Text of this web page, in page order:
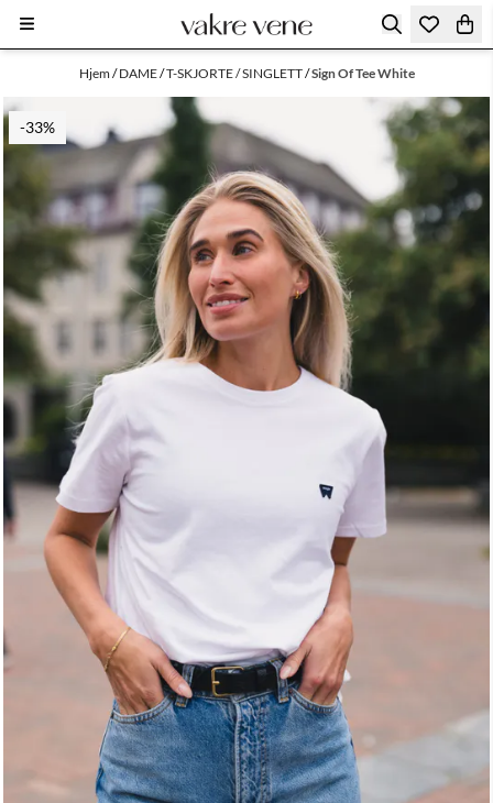
Hopp til innhold
Hjem/DAME/T-SKJORTE / SINGLETT/Sign Of Tee White
-33%